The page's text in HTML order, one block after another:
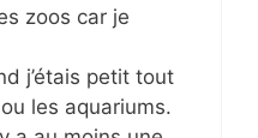
zoos car je
j’étais petit tout
les aquariums.